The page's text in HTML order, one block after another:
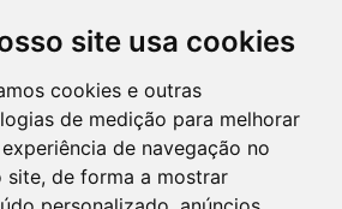
site usa cookies
cookies e outras
de medição para melhorar
de navegação no
site, de forma a mostrar
será